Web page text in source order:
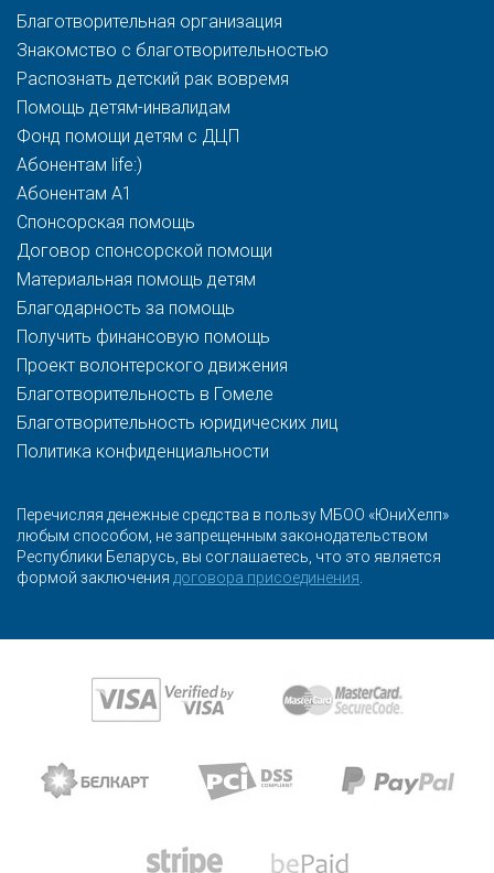
Благотворительная организация
Знакомство с благотворительностью
Распознать детский рак вовремя
Помощь детям-инвалидам
Фонд помощи детям с ДЦП
Абонентам life:)
Абонентам A1
Спонсорская помощь
Договор спонсорской помощи
Материальная помощь детям
Благодарность за помощь
Получить финансовую помощь
Проект волонтерского движения
Благотворительность в Гомеле
Благотворительность юридических лиц
Политика конфиденциальности
Перечисляя денежные средства в пользу МБОО «ЮниХелп»
любым способом, не запрещенным законодательством
Республики Беларусь, вы соглашаетесь, что это является
формой заключения договора присоединения